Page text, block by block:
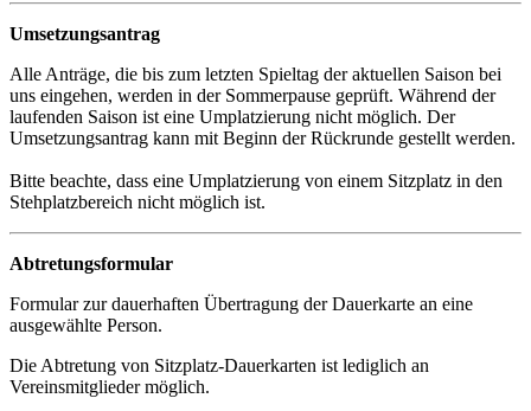
Umsetzungsantrag
Alle Anträge, die bis zum letzten Spieltag der aktuellen Saison bei
uns eingehen, werden in der Sommerpause geprüft. Während der
laufenden Saison ist eine Umplatzierung nicht möglich. Der
Umsetzungsantrag kann mit Beginn der Rückrunde gestellt werden.
Bitte beachte, dass eine Umplatzierung von einem Sitzplatz in den
Stehplatzbereich nicht möglich ist.
Abtretungsformular
Formular zur dauerhaften Übertragung der Dauerkarte an eine
ausgewählte Person.
Die Abtretung von Sitzplatz-Dauerkarten ist lediglich an
Vereinsmitglieder möglich.